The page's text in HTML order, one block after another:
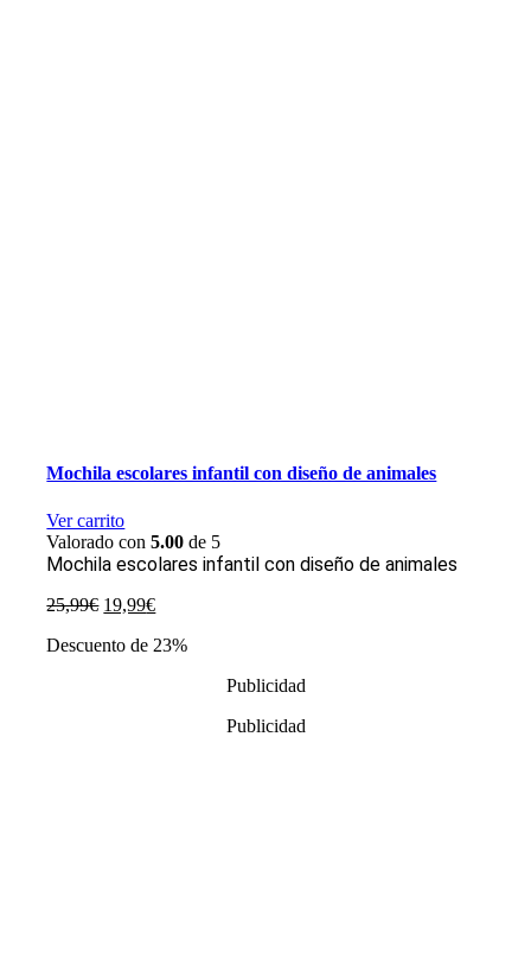
Mochila escolares infantil con diseño de animales
Ver carrito
Valorado con5.00 de 5
Mochila escolares infantil con diseño de animales
25,99€ El
original
19,99€El
actual
Descuento de 23%
Publicidad
Publicidad